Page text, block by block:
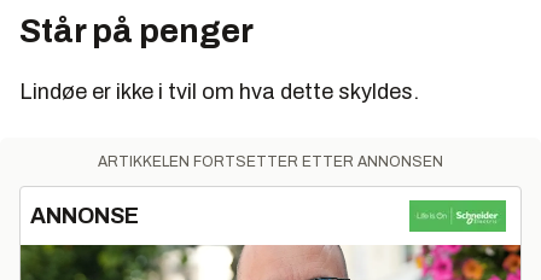
Står på penger
Lindøe er ikke i tvil om hva dette skyldes.
ARTIKKELEN FORTSETTER ETTER ANNONSEN
ANNONSE